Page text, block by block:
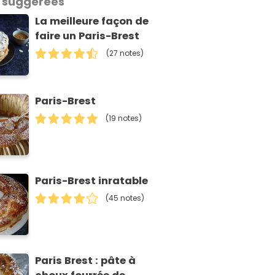
La meilleure façon de
faire un Paris-Brest
(27 notes)
Paris-Brest
(19 notes)
Paris-Brest inratable
(45 notes)
Paris Brest : pâte à